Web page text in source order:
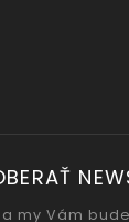
my Vám